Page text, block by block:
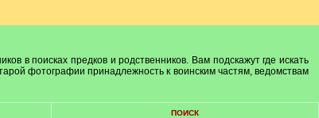
в поисках предков и родственников. Вам подскажут где искать
фотографии принадлежность к воинским частям, ведомствам
ПОИСК